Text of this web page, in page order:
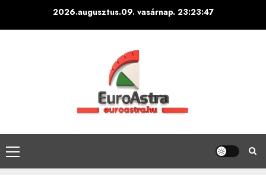
2026.augusztus.09. vasárnap. 23:23:48
Primary
Menu